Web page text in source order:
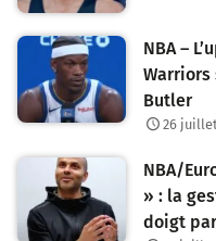
NBA –
Warriors
Butler
26 juillet
NBA/
» : la
doigt